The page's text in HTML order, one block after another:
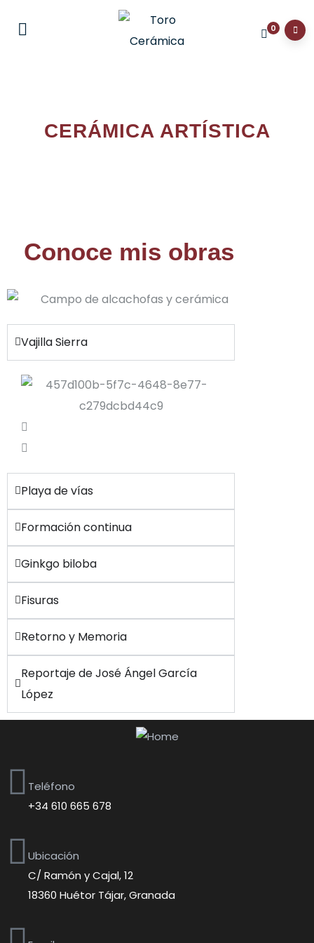
0
CERÁMICA ARTÍSTICA
Conoce mis obras
Vajilla Sierra
Playa de vías
Formación continua
Ginkgo biloba
Fisuras
Retorno y Memoria
Reportaje de José Ángel García
López
Teléfono
+34 610 665 678
Ubicación
C/ Ramón y Cajal, 12
18360 Huétor Tájar, Granada